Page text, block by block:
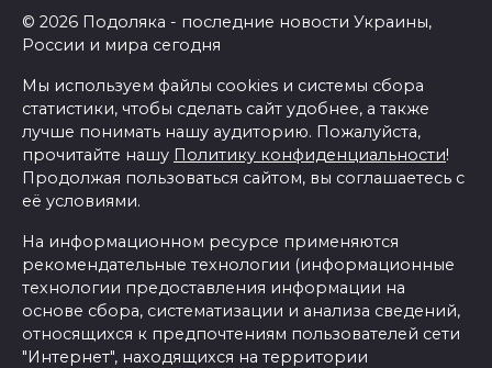
© 2026 Подоляка - последние новости Украины,
России и мира сегодня
Мы используем файлы cookies и системы сбора
статистики, чтобы сделать сайт удобнее, а также
лучше понимать нашу аудиторию. Пожалуйста,
прочитайте нашу Политику конфиденциальности!
Продолжая пользоваться сайтом, вы соглашаетесь с
её условиями.
На информационном ресурсе применяются
рекомендательные технологии (информационные
технологии предоставления информации на
основе сбора, систематизации и анализа сведений,
относящихся к предпочтениям пользователей сети
"Интернет", находящихся на территории